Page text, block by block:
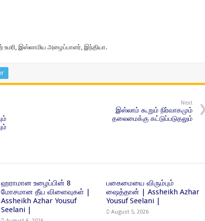
இஸ்லாமிய அழைப்பாளர், இந்தியா.
Next
இஸ்லாம் கூறும் நிர்வாகமும்
தலைமைக்கு கட்டுப்படுதலும்
ஹராமான உழைப்பின் 8
மோசமான தீய விளைவுகள் |
Assheikh Azhar Yousuf
Seelani |
பகைமையை விரும்பும்
ஷைத்தான் | Assheikh Azhar
Yousuf Seelani |
August 5, 2026